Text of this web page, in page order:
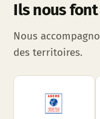
Ils nous
Nous
des territoires.